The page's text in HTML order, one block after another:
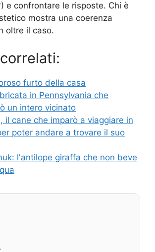
e confrontare le risposte. Chi è
mostra una coerenza
oltre il caso.
furto della casa
in Pennsylvania che
un intero vicinato
il cane che imparò a viaggiare in
poter andare a trovare il suo
l'antilope giraffa che non beve